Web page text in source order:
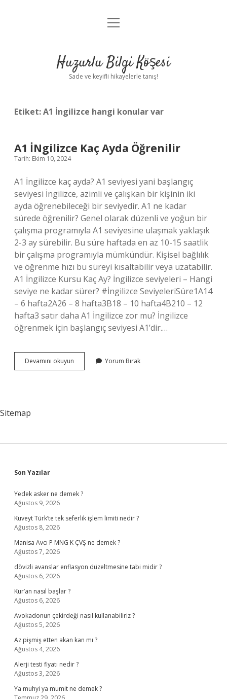
Anasayfa
Yasal Uyarı
menüyü
Huzurlu Bilgi Köşesi
Sade ve keyifli hikayelerle tanış!
Etiket:A1 İngilizce hangi konular var
A1 İNgilizce Kaç Ayda Öğrenilir
Tarih: Ekim 10, 2024
A1 İngilizce kaç ayda? A1 seviyesi yani başlangıç ​​
seviyesi İngilizce, azimli ve çalışkan bir kişinin iki
ayda öğrenebileceği bir seviyedir. A1 ne kadar
sürede öğrenilir? Genel olarak düzenli ve yoğun bir
çalışma programıyla A1 seviyesine ulaşmak yaklaşık
2-3 ay sürebilir. Bu süre haftada en az 10-15 saatlik
bir çalışma programıyla mümkündür. Kişisel bağlılık
ve öğrenme hızı bu süreyi kısaltabilir veya uzatabilir.
A1 İngilizce Kursu Kaç Ay? İngilizce seviyeleri – Hangi
seviye ne kadar sürer? #İngilizce SeviyeleriSüre1A14
– 6 hafta2A26 – 8 hafta3B18 – 10 hafta4B210 – 12
hafta3 satır daha A1 İngilizce zor mu? İngilizce
öğrenmek için başlangıç ​​seviyesi A1’dir.…
Devamını okuyun
İNgilizce
Yorum Bırak
Sitemap
Sidebar
Son Yazılar
Yedek asker ne demek ?
Ağustos 9, 2026
Kuveyt Türk’te tek seferlik işlem limiti nedir ?
Ağustos 8, 2026
Manisa Avcı P MNG K ÇVŞ ne demek ?
Ağustos 7, 2026
dövizli avanslar enflasyon düzeltmesine tabi midir ?
Ağustos 6, 2026
Kur’an nasıl başlar ?
Ağustos 6, 2026
Avokadonun çekirdeği nasıl kullanabiliriz ?
Ağustos 5, 2026
Az pişmiş etten akan kan mı ?
Ağustos 4, 2026
Alerji testi fiyatı nedir ?
Ağustos 3, 2026
Ya muhyi ya mumit ne demek ?